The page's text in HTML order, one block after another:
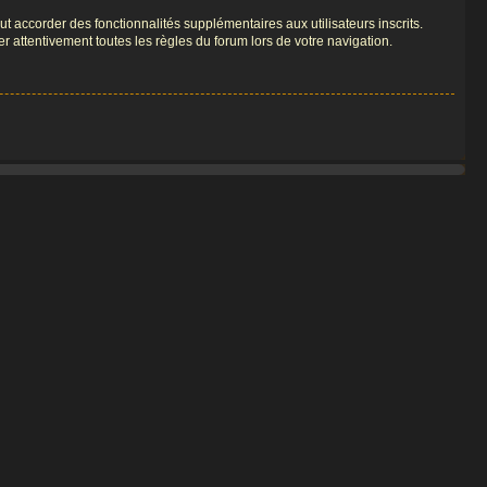
accorder des fonctionnalités supplémentaires aux utilisateurs inscrits.
attentivement toutes les règles du forum lors de votre navigation.